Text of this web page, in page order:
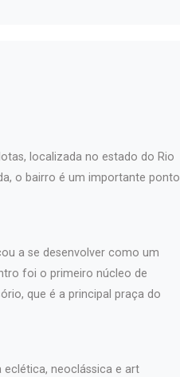
localizada no estado do Rio
o bairro é um importante ponto
a se desenvolver como um
foi o primeiro núcleo de
que é a principal praça do
eclética, neoclássica e art